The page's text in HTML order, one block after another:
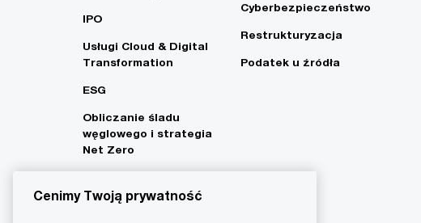
IPO
Usługi Cloud & Digital
Transformation
ESG
Obliczanie śladu
węglowego i strategia
Net Zero
Cyberbezpieczeństwo
Restrukturyzacja
Podatek u źródła
Cenimy Twoją prywatność